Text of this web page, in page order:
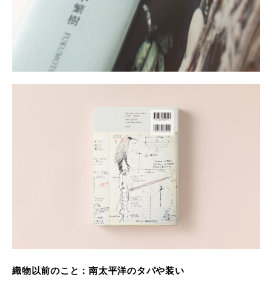
織物以前のこと：南太平洋のタパや装い